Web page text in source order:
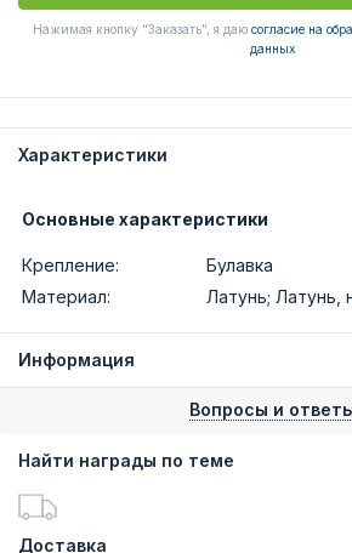
Нажимая кнопку "Заказать", я даю согласие на
данных
Характеристики
Основные характеристики
Крепление:
Булавка
Материал:
Латунь; Латунь,
Информация
Вопросы и
Найти награды по теме
Доставка